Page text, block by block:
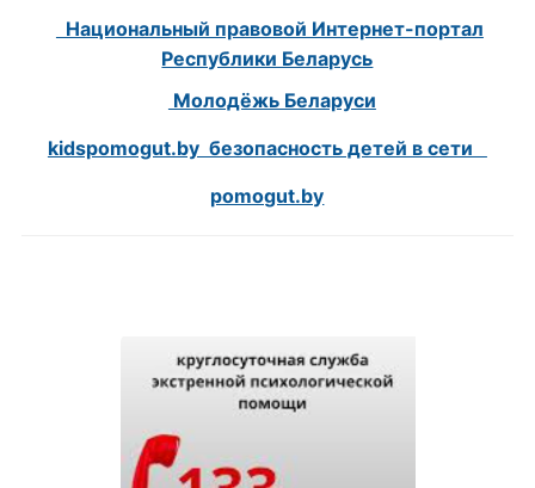
Национальный правовой Интернет-портал
Республики Беларусь
Молодёжь Беларуси
kidspomogut.by безопасность детей в сети
pomogut.by